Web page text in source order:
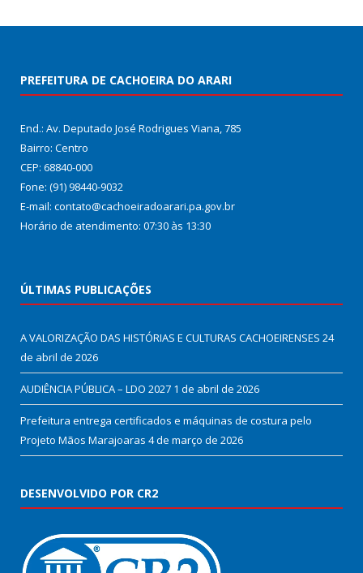
PREFEITURA DE CACHOEIRA DO ARARI
End.: Av. Deputado José Rodrigues Viana, 785
Bairro: Centro
CEP: 68840-000
Fone: (91) 98440-9032
E-mail: contato@cachoeiradoarari.pa.gov.br
Horário de atendimento: 07:30 às 13:30
ÚLTIMAS PUBLICAÇÕES
A VALORIZAÇÃO DAS HISTÓRIAS E CULTURAS CACHOEIRENSES 24
de abril de 2026
AUDIÊNCIA PÚBLICA – LDO 2027 1 de abril de 2026
Prefeitura entrega certificados e máquinas de costura pelo
Projeto Mãos Marajoaras 4 de março de 2026
DESENVOLVIDO POR CR2